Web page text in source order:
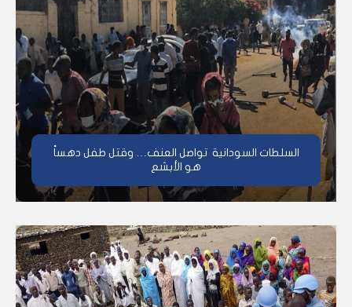
السلطات السودانية تواصل العنف… وقتل طفل دهساً
هو الأبشع